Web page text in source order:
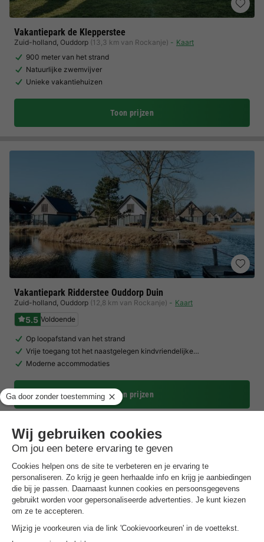
Vakantiepark de Klepperstee
Zuid-holland, Ouddorp (13,3 km van Rockanje)
Kaart
900 meter van het strand
Natuurlijke zwemvijver
Unieke vakantiehuizen
Toon prijzen
Vakantiepark Ridderstee Ouddorp Duin
Zuid-holland, Ouddorp (12,8 km van Rockanje) Kaart
5.5 Voldoende
Op loopafstand van het strand
Vrije toegang tot het naastgelegen kindvriendelijke…
Moderne accommodaties
Toon prijzen